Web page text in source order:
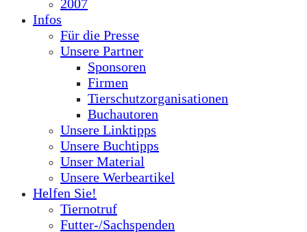
2007
Infos
Für die Presse
Unsere Partner
Sponsoren
Firmen
Tierschutzorganisationen
Buchautoren
Unsere Linktipps
Unsere Buchtipps
Unser Material
Unsere Werbeartikel
Helfen Sie!
Tiernotruf
Futter-/Sachspenden